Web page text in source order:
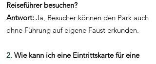
Reiseführer besuchen?
Antwort: Ja, Besucher können den Park auch
ohne Führung auf eigene Faust erkunden.
2. Wie kann ich eine Eintrittskarte für eine